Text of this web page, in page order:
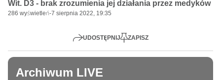
Play
Wit. D3 - brak zrozumienia jej działania przez medyków
286 wyświetleń-7 sierpnia 2022, 19:35
UDOSTĘPNIJ ZAPISZ
Archiwum LIVE